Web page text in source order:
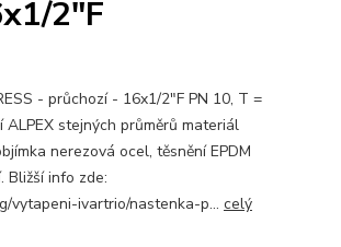
2"F
- průchozí - 16x1/2"F PN 10, T =
stejných průměrů materiál
nerezová ocel, těsnění EPDM
Bližší info zde:
vytapeni-ivartrio/nastenka-p... celý